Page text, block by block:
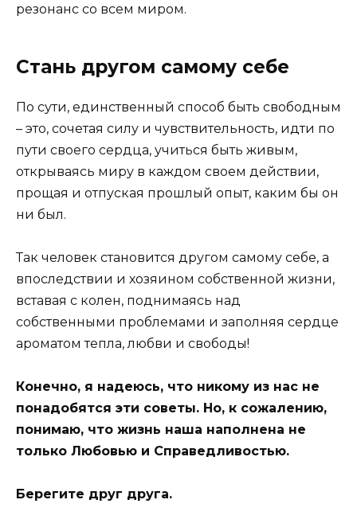
резонанс со всем миром.
Стань другом самому себе
По сути, единственный способ быть свободным
– это, сочетая силу и чувствительность, идти по
пути своего сердца, учиться быть живым,
открываясь миру в каждом своем действии,
прощая и отпуская прошлый опыт, каким бы он
ни был.
Так человек становится другом самому себе, а
впоследствии и хозяином собственной жизни,
вставая с колен, поднимаясь над
собственными проблемами и заполняя сердце
ароматом тепла, любви и свободы!
Конечно, я надеюсь, что никому из нас не
понадобятся эти советы. Но, к сожалению,
понимаю, что жизнь наша наполнена не
только Любовью и Справедливостью.
Берегите друг друга.